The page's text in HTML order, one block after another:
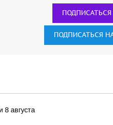
ПОДПИСАТЬСЯ НА
8 августа